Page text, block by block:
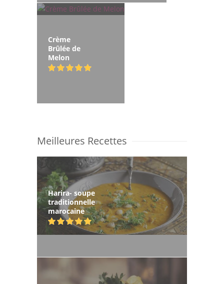
Crème
Brûlée de
Melon
Meilleures Recettes
Harira- soupe
traditionnelle
marocaine